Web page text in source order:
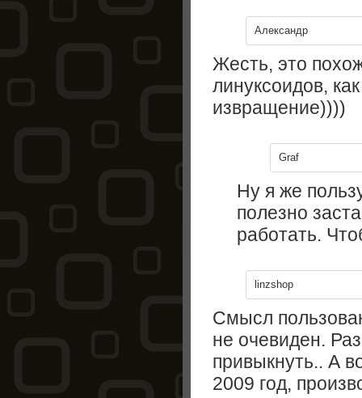
Александр
Жесть, это
линуксоидов,
извращение))))
Graf
Ну я же
полезно
работать.
linzshop
Смысл
не очевиден.
привыкнуть.. А
2009 год,